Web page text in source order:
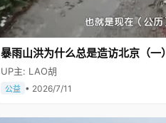
暴雨山洪为什么总是造访北京（一）
UP主: LAO胡
公益 • 2026/7/11